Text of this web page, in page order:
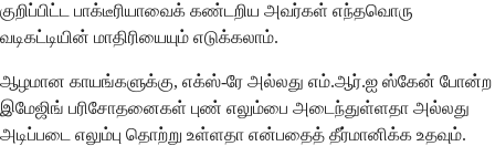
குறிப்பிட்ட பாக்டீரியாவைக் கண்டறிய அவர்கள் எந்தவொரு
வடிகட்டியின் மாதிரியையும் எடுக்கலாம்.
ஆழமான காயங்களுக்கு, எக்ஸ்-ரே அல்லது எம்.ஆர்.ஐ ஸ்கேன் போன்ற
இமேஜிங் பரிசோதனைகள் புண் எலும்பை அடைந்துள்ளதா அல்லது
அடிப்படை எலும்பு தொற்று உள்ளதா என்பதைத் தீர்மானிக்க உதவும்.